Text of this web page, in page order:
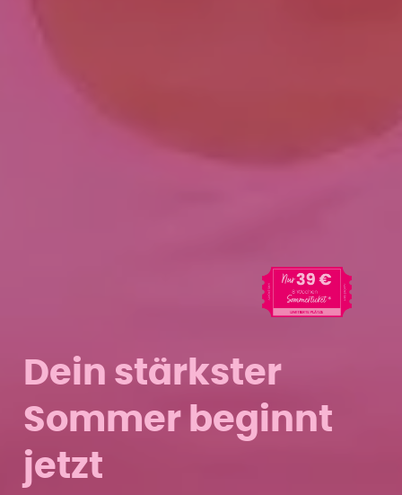
Dein stärkster
Sommer beginnt
jetzt